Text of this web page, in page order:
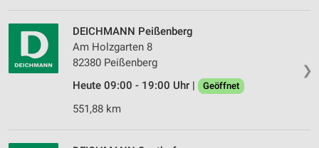
❯
DEICHMANN Peißenberg
Am Holzgarten 8
82380 Peißenberg
Heute 09:00 - 19:00 Uhr |
Geöffnet
551,88 km